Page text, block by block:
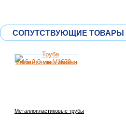
СОПУТСТВУЮЩИЕ ТОВАРЫ
Металлопластиковые трубы